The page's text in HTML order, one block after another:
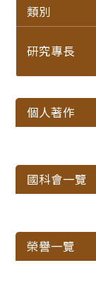
類別
研究專長
個人著作
國科會一覽
榮譽一覽